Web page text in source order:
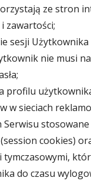
ze stron
zawartości;
sesji
nie musi
profilu
w sieciach
Serwisu
(session cookies)
tymczasowymi,
do czasu